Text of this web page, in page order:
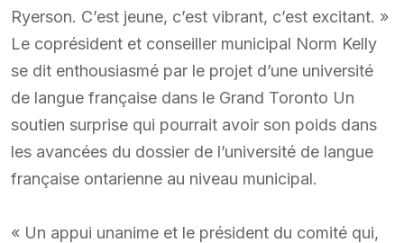
Ryerson. C’est jeune, c’est vibrant, c’est excitant. »
Le coprésident et conseiller municipal Norm Kelly
se dit enthousiasmé par le projet d’une université
de langue française dans le Grand Toronto Un
soutien surprise qui pourrait avoir son poids dans
les avancées du dossier de l’université de langue
française ontarienne au niveau municipal.
« Un appui unanime et le président du comité qui,